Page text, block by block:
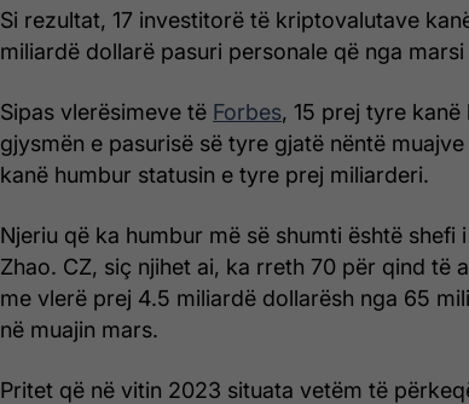
Si rezultat, 17 investitorë të kriptovalutave
miliardë dollarë pasuri personale që nga
Sipas vlerësimeve të Forbes, 15 prej tyre
gjysmën e pasurisë së tyre gjatë nëntë
kanë humbur statusin e tyre prej miliarderi.
Njeriu që ka humbur më së shumti është shefi
Zhao. CZ, siç njihet ai, ka rreth 70 për qind të
me vlerë prej 4.5 miliardë dollarësh nga 65
në muajin mars.
Pritet që në vitin 2023 situata vetëm të